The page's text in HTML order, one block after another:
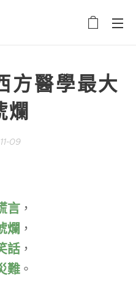
方醫學最大
爛
09
言，
爛 ，
話，
難。